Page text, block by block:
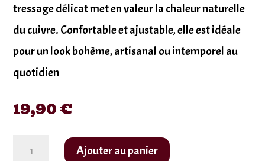
tressage délicat met en valeur la chaleur naturelle
du cuivre. Confortable et ajustable, elle est idéale
pour un look bohème, artisanal ou intemporel au
quotidien
19,90€
Ajouter au panier